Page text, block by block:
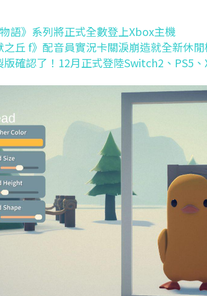
語》系列將正式全數登上Xbox主機
丘 f》配音員實況卡關淚崩造就全新休
版確認了！12月正式登陸Switch2、PS5